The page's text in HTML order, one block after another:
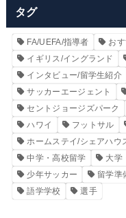
タグ
FA/UEFA/指導者 お
イギリス/イングランド
インタビュー/留学生紹介
サッカーエージェント
セントジョージズパーク
ハワイ
フットサル
ホームステイ/シェアハウ
中学・高校留学
大学
少年サッカー
留学準
語学学校
選手